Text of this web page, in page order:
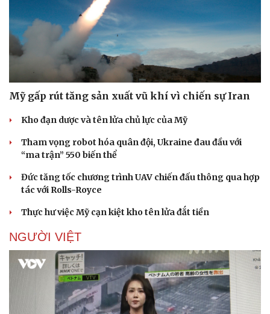
Mỹ gấp rút tăng sản xuất vũ khí vì chiến sự Iran
Kho đạn dược và tên lửa chủ lực của Mỹ
Tham vọng robot hóa quân đội, Ukraine đau đầu với
“ma trận” 550 biến thể
Đức tăng tốc chương trình UAV chiến đấu thông qua hợp
tác với Rolls-Royce
Thực hư việc Mỹ cạn kiệt kho tên lửa đắt tiền
NGƯỜI VIỆT